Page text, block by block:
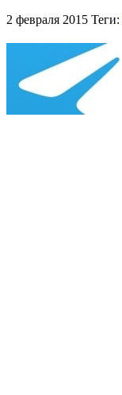
2 февраля 2015 Теги: